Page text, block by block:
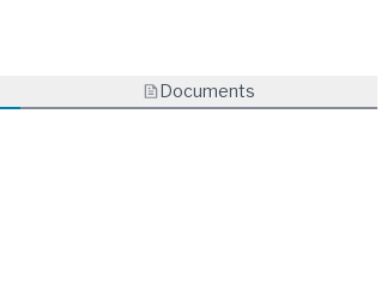
Documents